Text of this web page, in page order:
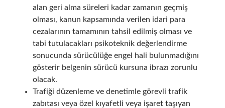
alan geri alma süreleri kadar zamanın geçmiş
olması, kanun kapsamında verilen idari para
cezalarının tamamının tahsil edilmiş olması ve
tabi tutulacakları psikoteknik değerlendirme
sonucunda sürücülüğe engel hali bulunmadığını
gösterir belgenin sürücü kursuna ibrazı zorunlu
olacak.
Trafiği düzenleme ve denetimle görevli trafik
zabıtası veya özel kıyafetli veya işaret taşıyan